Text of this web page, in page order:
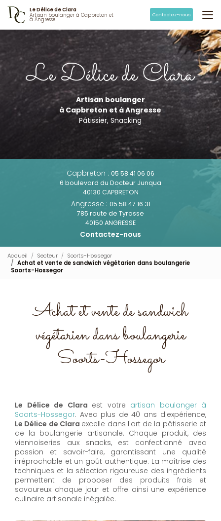
Aller
contenu
principal
Le Délice de Clara
Artisan boulanger à Capbreton et
à Angresse
Contactez-nous
Artisan boulanger
à Capbreton et à Angresse
Pâtissier, Snacking
Capbreton : 05 58 41 06 06
6 boulevard du Docteur Junqua
40130 CAPBRETON
Angresse : 05 58 47 16 31
785 route de Tyrosse
40150 ANGRESSE
Contactez-nous
Accueil Secteur
Soorts-Hossegor
Achat et vente de sandwich végétarien dans boulangerie
Soorts-Hossegor
Achat et vente de sandwich
végétarien dans boulangerie
Soorts-Hossegor
Le Délice de Clara est votre artisan boulanger à
Soorts-Hossegor. Avec plus de 40 ans d'expérience,
Le Délice de Clara excelle dans l'art de la pâtisserie et
de la boulangerie artisanale. Chaque produit, des
viennoiseries aux snacks, est confectionné avec
passion et savoir-faire, garantissant une qualité
irréprochable et un goût authentique. La maîtrise des
techniques et la sélection rigoureuse des ingrédients
permettent de proposer des produits frais et
savoureux chaque jour et offre ainsi une expérience
culinaire artisanale inégalée.